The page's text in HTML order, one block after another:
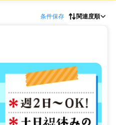
条件保存 関連度順